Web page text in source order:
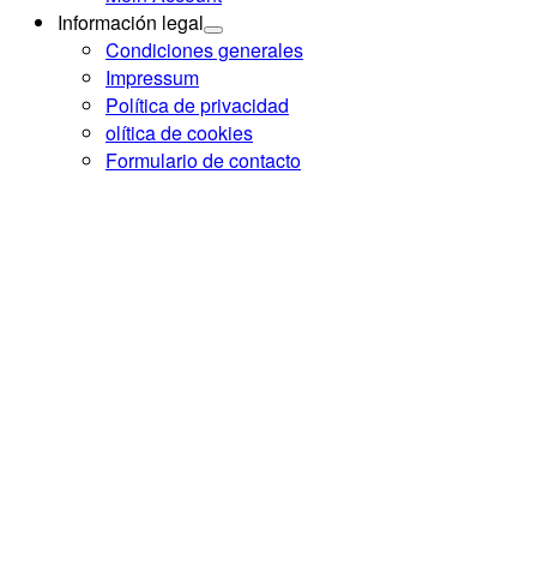
Información legal
Condiciones generales
Impressum
Política de privacidad
olítica de cookies
Formulario de contacto